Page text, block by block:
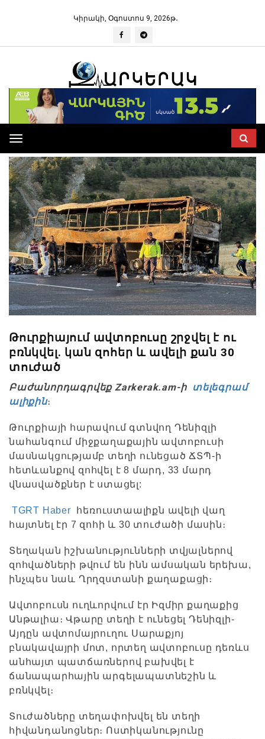
Կիրակի, Օգոստոս 9, 2026թ․
Toggle
navigation
Թուրքիայում ավտոբուսը շրջվել է ու
բռնկվել. կան զոհեր և ավելի քան 30
տուժած
Բաժանորդագրվեք Zarkerak.am-ի տելեգրամ
ալիքին։
Թուրքիայի հարավում գտնվող Դենիզլի
նահանգում միջքաղաքային ավտոբուսի
մասնակցությամբ տեղի ունեցած ՃՏՊ-ի
հետևանքով զոհվել է 8 մարդ, 33 մարդ
վնասվածքներ է ստացել:
TGRT Haber հեռուստաալիքն ավելի վաղ
հայտնել էր 7 զոհի և 30 տուժածի մասին։
Տեղական իշխանությունների տվյալներով
զոհվածների թվում են ինն ամսական երեխա,
ինչպես նաև Ղրղզստանի քաղաքացի։
Ավտոբուսն ուղևորվում էր Իզմիր քաղաքից
Անթալիա։ Վթարը տեղի է ունեցել Դենիզլի-
Այդըն ավտոմայրուղու Սարաքյոյ
բնակավայրի մոտ, որտեղ ավտոբուսը դեռևս
անհայտ պատճառներով բախվել է
ճանապարհային արգելապատնեշին և
բռնկվել։
Տուժածները տեղափոխվել են տեղի
հիվանդանոցներ։ Ոստիկանությունը